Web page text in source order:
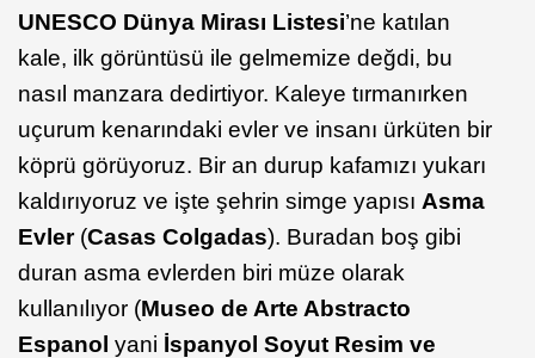
UNESCO Dünya Mirası Listesi’ne katılan
kale, ilk görüntüsü ile gelmemize değdi, bu
nasıl manzara dedirtiyor. Kaleye tırmanırken
uçurum kenarındaki evler ve insanı ürküten bir
köprü görüyoruz. Bir an durup kafamızı yukarı
kaldırıyoruz ve işte şehrin simge yapısı Asma
Evler (Casas Colgadas). Buradan boş gibi
duran asma evlerden biri müze olarak
kullanılıyor (Museo de Arte Abstracto
Espanol yani İspanyol Soyut Resim ve